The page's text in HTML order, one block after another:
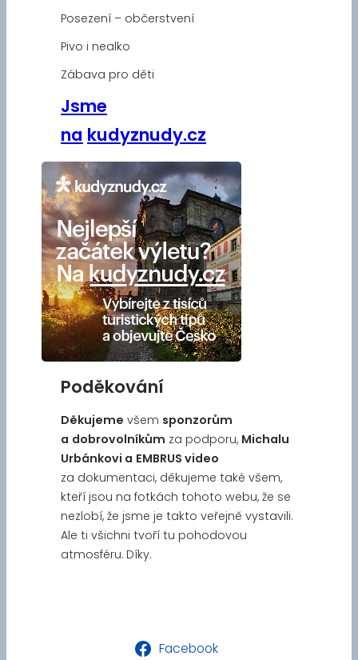
Posezení – občerstvení
Pivo i nealko
Zábava pro děti
Jsme
na kudyznudy.cz
Poděkování
Děkujeme všem sponzorům
a dobrovolníkům za podporu, Michalu
Urbánkovi a EMBRUS video
za dokumentaci, děkujeme také všem,
kteří jsou na fotkách tohoto webu, že se
nezlobí, že jsme je takto veřejně vystavili.
Ale ti všichni tvoří tu pohodovou
atmosféru. Díky.
Facebook